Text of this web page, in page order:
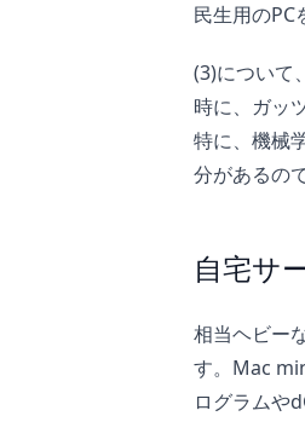
民生用のPC
(3)について
時に、ガッ
特に、機械
分があるの
自宅サ
相当ヘビー
す。Mac
ログラムや